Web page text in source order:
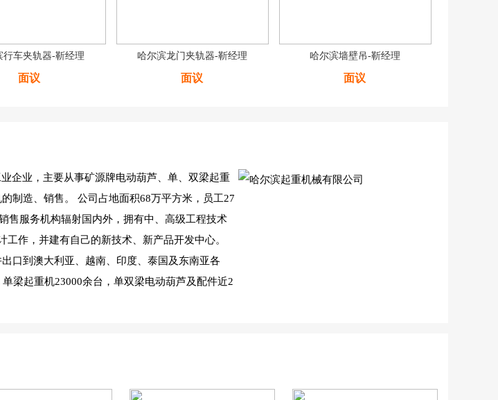
行车夹轨器-靳经理
面议
哈尔滨龙门夹轨器-靳经理
面议
哈尔滨墙壁吊-靳经理
面议
企业，主要从事矿源牌电动葫芦、单、双梁起重
制造、销售。 公司占地面积68万平方米，员工27
售服务机构辐射国内外，拥有中、高级工程技术
工作，并建有自己的新技术、新产品开发中心。
口到澳大利亚、越南、印度、泰国及东南亚各
梁起重机23000余台，单双梁电动葫芦及配件近2